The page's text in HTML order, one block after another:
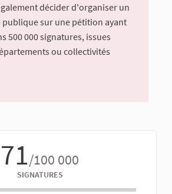
décider d'organiser un
publique sur une pétition ayant
500 000 signatures, issues
ou collectivités
71/100 000
SIGNATURES